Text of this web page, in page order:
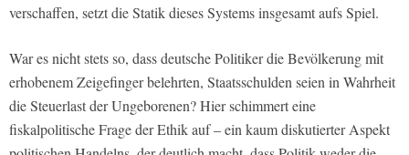
verschaffen, setzt die Statik dieses Systems insgesamt aufs Spiel.
War es nicht stets so, dass deutsche Politiker die Bevölkerung mit
erhobenem Zeigefinger belehrten, Staatsschulden seien in Wahrheit
die Steuerlast der Ungeborenen? Hier schimmert eine
fiskalpolitische Frage der Ethik auf – ein kaum diskutierter Aspekt